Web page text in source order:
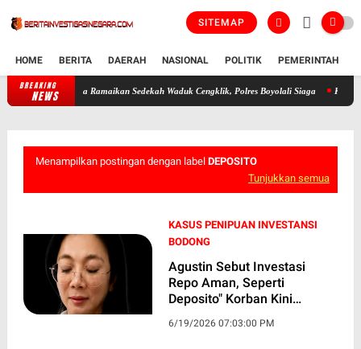
SITEMAP
HOME BERITA DAERAH NASIONAL POLITIK PEMERINTAH
BREAKING
NEWS
700 Warga Ramaikan Sedekah Waduk Cengklik, Polres Boyolali Siaga Kandang Ayam
Menampilkan postingan dengan label DEPOSITO
Tunjukkan semua
KASUS PENIPUAN INVESTANSI
BODONG
Agustin Sebut Investasi
Repo Aman, Seperti
Deposito" Korban Kini
6/19/2026 07:03:00 PM